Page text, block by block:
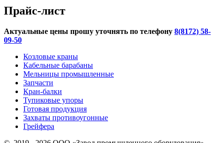
Прайс-лист
Актуальные цены прошу уточнять по телефону 8(8172) 58-
09-50
Козловые краны
Кабельные барабаны
Мельницы промышленные
Запчасти
Кран-балки
Тупиковые упоры
Готовая продукция
Захваты противоугонные
Грейфера